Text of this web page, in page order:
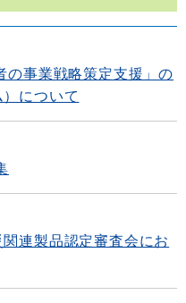
の事業戦略策定支援」の
について
連製品認定審査会にお